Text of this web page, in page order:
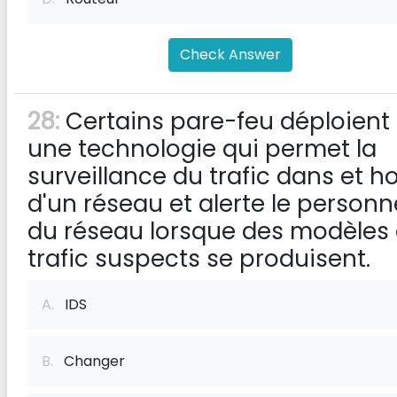
Check Answer
28: Certains pare-feu déploient
une technologie qui permet la
surveillance du trafic dans et
d'un réseau et alerte le
du réseau lorsque des modèles
trafic suspects se produisent.
A. IDS
B. Changer